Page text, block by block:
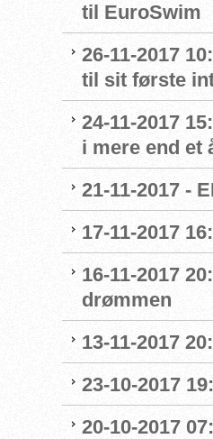
til EuroSwim
26-11-2017
til sit første
24-11-2017
i mere end et
21-11-2017 -
17-11-2017
16-11-2017
drømmen
13-11-2017
23-10-2017
20-10-2017